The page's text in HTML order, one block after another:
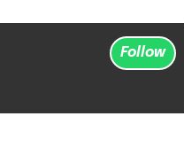
Follow